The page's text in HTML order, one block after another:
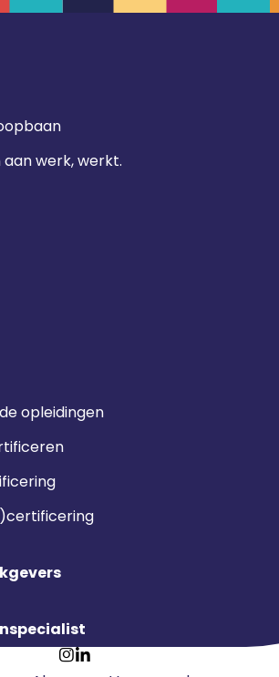
werk, werkt.
opleidingen